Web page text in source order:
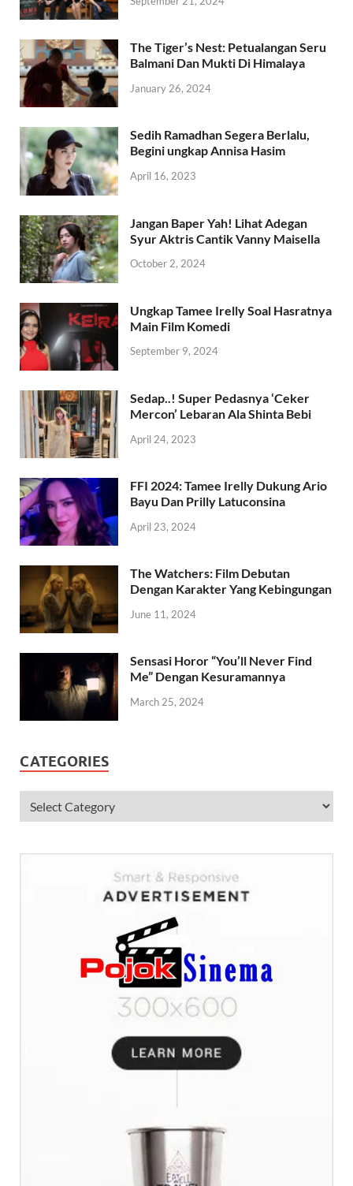
The Tiger’s Nest: Petualangan Seru
Balmani Dan Mukti Di Himalaya
January 26, 2024
Sedih Ramadhan Segera Berlalu,
Begini ungkap Annisa Hasim
April 16, 2023
Jangan Baper Yah! Lihat Adegan
Syur Aktris Cantik Vanny Maisella
October 2, 2024
Ungkap Tamee Irelly Soal Hasratnya
Main Film Komedi
September 9, 2024
Sedap..! Super Pedasnya ‘Ceker
Mercon’ Lebaran Ala Shinta Bebi
April 24, 2023
FFI 2024: Tamee Irelly Dukung Ario
Bayu Dan Prilly Latuconsina
April 23, 2024
The Watchers: Film Debutan
Dengan Karakter Yang Kebingungan
June 11, 2024
Sensasi Horor “You’ll Never Find
Me” Dengan Kesuramannya
March 25, 2024
CATEGORIES